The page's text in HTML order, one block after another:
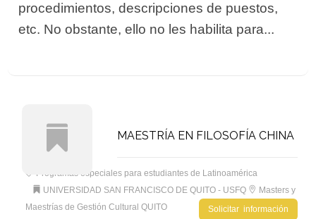
procedimientos, descripciones de puestos,
etc. No obstante, ello no les habilita para...
MAESTRÍA EN FILOSOFÍA CHINA
Programas especiales para estudiantes de Latinoamérica
UNIVERSIDAD SAN FRANCISCO DE QUITO - USFQ
Masters y
Maestrías de Gestión Cultural QUITO
Solicitar información